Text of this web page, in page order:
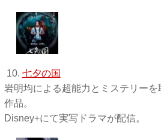
10. 七夕の国
岩明均による超能力とミステリー
作品。
Disney+にて実写ドラマが配信。